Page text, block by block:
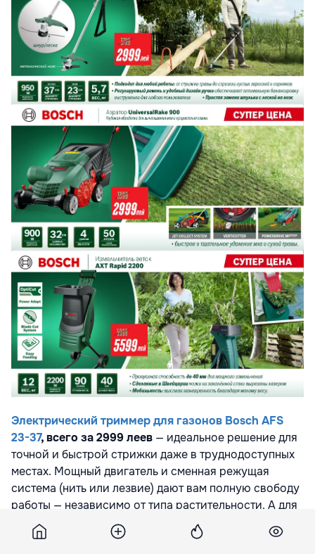
Электрический триммер для газонов Bosch AFS
23-37, всего за 2999 леев — идеальное решение для
точной и быстрой стрижки даже в труднодоступных
местах. Мощный двигатель и сменная режущая
система (нить или лезвие) дают вам полную свободу
работы — независимо от типа растительности. А для
безупречного вида газона предлагается
скидка 25%
воздуходувку для листьев Bosch UniversalRake